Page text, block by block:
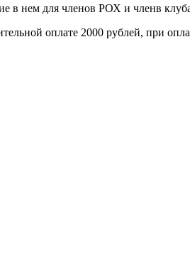
в нем для членов РОХ и членв
оплате 2000 рублей, при